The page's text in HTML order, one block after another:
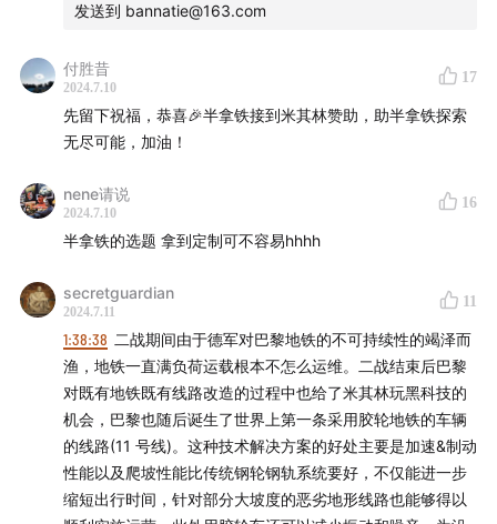
发送到 bannatie@163.com
付胜昔
2024.7.10
17
先留下祝福，恭喜🎉半拿铁接到米其林赞助，助半拿铁探索
无尽可能，加油！
nene请说
2024.7.10
16
半拿铁的选题 拿到定制可不容易hhhh
secretguardian
2024.7.11
11
1:38:38 二战期间由于德军对巴黎地铁的不可持续性的竭泽而
渔，地铁一直满负荷运载根本不怎么运维。二战结束后巴黎
对既有地铁既有线路改造的过程中也给了米其林玩黑科技的
机会，巴黎也随后诞生了世界上第一条采用胶轮地铁的车辆
的线路(11 号线)。这种技术解决方案的好处主要是加速&制动
性能以及爬坡性能比传统钢轮钢轨系统要好，不仅能进一步
缩短出行时间，针对部分大坡度的恶劣地形线路也能够得以